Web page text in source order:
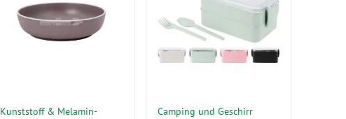
Kunststoff & Melamin-
Camping und Geschirr